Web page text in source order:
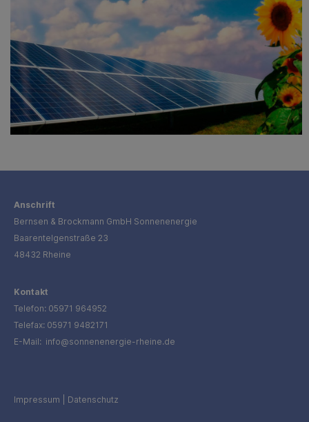
Anschrift
Bernsen & Brockmann GmbH Sonnenenergie
Baarentelgenstraße 23
48432 Rheine
Kontakt
Telefon: 05971 964952
Telefax: 05971 9482171
E-Mail: info@sonnenenergie-rheine.de
Impressum Datenschutz